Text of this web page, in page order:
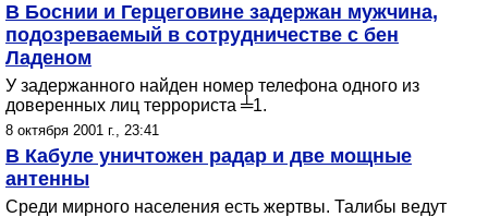
В Боснии и Герцеговине задержан мужчина,
подозреваемый в сотрудничестве с бен
Ладеном
У задержанного найден номер телефона одного из
доверенных лиц террориста ╧1.
8 октября 2001 г., 23:41
В Кабуле уничтожен радар и две мощные
антенны
Среди мирного населения есть жертвы. Талибы ведут